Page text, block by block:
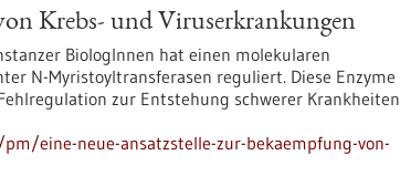
Krebs- und Viruserkrankungen
BiologInnen hat einen molekularen
N-Myristoyltransferasen reguliert. Diese Enzyme
zur Entstehung schwerer Krankheiten
eine-neue-ansatzstelle-zur-bekaempfung-von-